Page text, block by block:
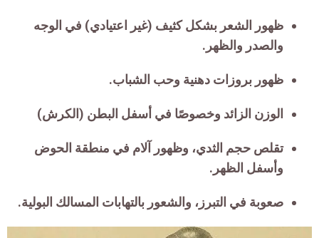
ظهور الشعر بشكل كثيف (غير اعتيادي) في الوجه
والصدر والظهر.
ظهور بروزات دهنية وحب الشباب.
الوزن الزائد وخصوصًا في أسفل البطن (الكرش)
تقلص حجم الثدي، وظهور آلام في منطقة الحوض
وأسفل الظهر.
صعوبة في التبرز، والشعور بالتهابات المسالك البولية.